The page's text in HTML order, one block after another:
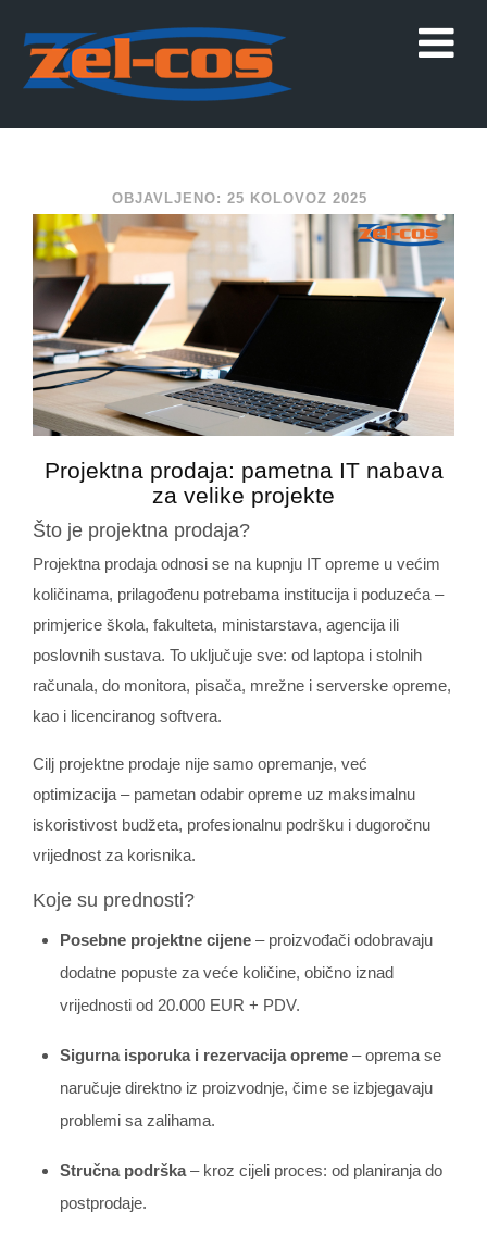
OBJAVLJENO: 25 KOLOVOZ 2025
Projektna prodaja: pametna IT nabava
za velike projekte
Što je projektna prodaja?
Projektna prodaja odnosi se na kupnju IT opreme u većim
količinama, prilagođenu potrebama institucija i poduzeća –
primjerice škola, fakulteta, ministarstava, agencija ili
poslovnih sustava. To uključuje sve: od laptopa i stolnih
računala, do monitora, pisača, mrežne i serverske opreme,
kao i licenciranog softvera.
Cilj projektne prodaje nije samo opremanje, već
optimizacija – pametan odabir opreme uz maksimalnu
iskoristivost budžeta, profesionalnu podršku i dugoročnu
vrijednost za korisnika.
Koje su prednosti?
Posebne projektne cijene – proizvođači odobravaju
dodatne popuste za veće količine, obično iznad
vrijednosti od 20.000 EUR + PDV.
Sigurna isporuka i rezervacija opreme – oprema se
naručuje direktno iz proizvodnje, čime se izbjegavaju
problemi sa zalihama.
Stručna podrška– kroz cijeli proces: od planiranja do
postprodaje.